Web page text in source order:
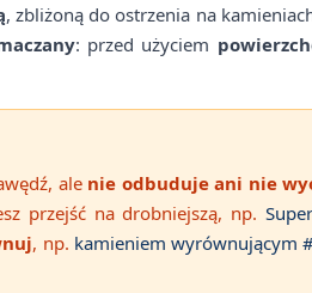
, zbliżoną do ostrzenia na
: przed użyciem
ale nie odbuduje ani nie
przejść na drobniejszą, np.
, np. kamieniem wyrównującym